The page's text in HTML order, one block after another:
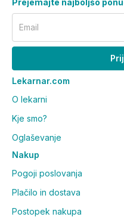
Email
Lekarnar.com
O lekarni
Kje smo?
Oglaševanje
Nakup
Pogoji poslovanja
Plačilo in dostava
Postopek nakupa